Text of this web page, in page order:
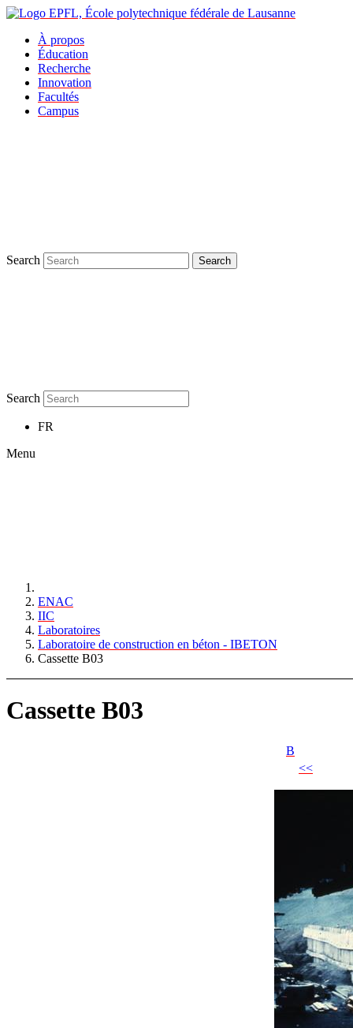
À propos
Éducation
Recherche
Innovation
Facultés
Campus
Search Search
Search
FR
Menu
ENAC
IIC
Laboratoires
Laboratoire de construction en béton - IBETON
Cassette B03
Cassette B03
B
<<